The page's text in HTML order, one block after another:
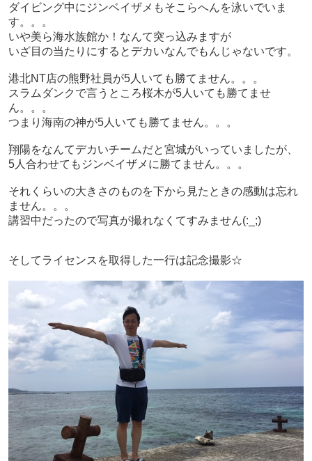
ダイビング中にジンベイザメもそこらへんを泳いでいま
す。。。
いや美ら海水族館か！なんて突っ込みますが
いざ目の当たりにするとデカいなんでもんじゃないです。
港北NT店の熊野社員が5人いても勝てません。。。
スラムダンクで言うところ桜木が5人いても勝てませ
ん。。。
つまり海南の神が5人いても勝てません。。。
翔陽をなんてデカいチームだと宮城がいっていましたが、
5人合わせてもジンベイザメに勝てません。。。
それくらいの大きさのものを下から見たときの感動は忘れ
ません。。。
講習中だったので写真が撮れなくてすみません(:_;)
そしてライセンスを取得した一行は記念撮影☆